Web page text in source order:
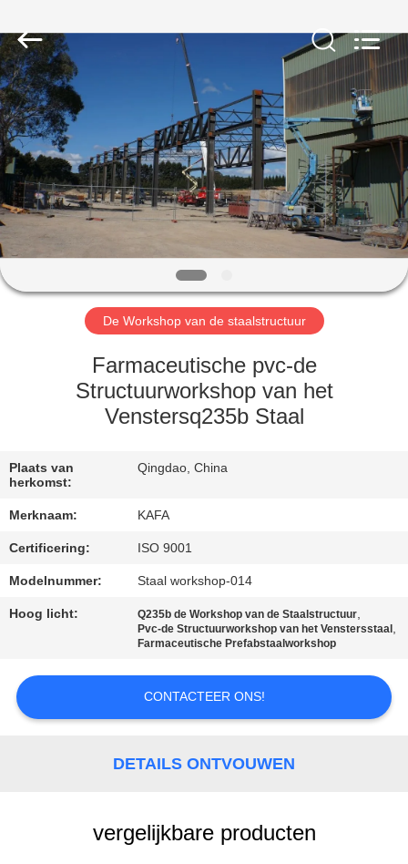
HUIS
PRODUCTEN
VIDEO'S
VR
-
FABRIEKSTOUR
NEEM
CONTACT
ONS
OP
GEVALLEN
Fabrication
Co.,
Ltd..
All
Rights
Reserved.
De Workshop van de staalstructuur
Farmaceutische pvc-de
Structuurworkshop van het
Venstersq235b Staal
Plaats van
herkomst:
Qingdao, China
Merknaam: KAFA
Certificering: ISO 9001
Modelnummer: Staal workshop-014
Hoog licht: Q235b de Workshop van de Staalstructuur,
Pvc-de Structuurworkshop van het Venstersstaal ,
Farmaceutische Prefabstaalworkshop
CONTACTEER ONS!
DETAILS ONTVOUWEN
vergelijkbare producten